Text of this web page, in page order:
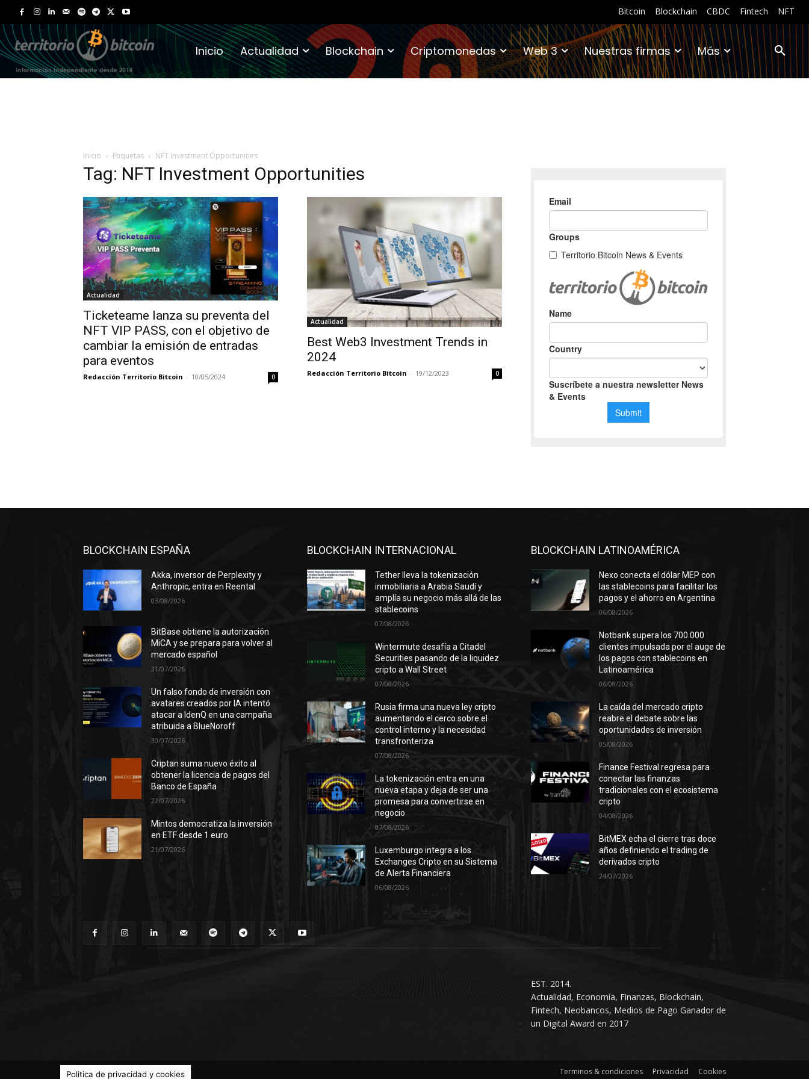
Bitcoin Blockchain CBDC Fintech NFT
Inicio Actualidad Blockchain Criptomonedas Web 3 Nuestras firmas Más
Inicio Etiquetas NFT Investment Opportunities
Tag: NFT Investment Opportunities
Actualidad
Ticketeame lanza su preventa del
NFT VIP PASS, con el objetivo de
cambiar la emisión de entradas
para eventos
Redacción Territorio Bitcoin - 10/05/2024 0
Actualidad
Best Web3 Investment Trends in
2024
Redacción Territorio Bitcoin - 19/12/2023 0
BLOCKCHAIN ESPAÑA
Akka, inversor de Perplexity y
Anthropic, entra en Reental
03/08/2026
BitBase obtiene la autorización
MiCA y se prepara para volver al
mercado español
31/07/2026
Un falso fondo de inversión con
avatares creados por IA intentó
atacar a IdenQ en una campaña
atribuida a BlueNoroff
30/07/2026
Criptan suma nuevo éxito al
obtener la licencia de pagos del
Banco de España
22/07/2026
Mintos democratiza la inversión
en ETF desde 1 euro
21/07/2026
BLOCKCHAIN INTERNACIONAL
Tether lleva la tokenización
inmobiliaria a Arabia Saudí y
amplía su negocio más allá de las
stablecoins
07/08/2026
Wintermute desafía a Citadel
Securities pasando de la liquidez
cripto a Wall Street
07/08/2026
Rusia firma una nueva ley cripto
aumentando el cerco sobre el
control interno y la necesidad
transfronteriza
07/08/2026
La tokenización entra en una
nueva etapa y deja de ser una
promesa para convertirse en
negocio
07/08/2026
Luxemburgo integra a los
Exchanges Cripto en su Sistema
de Alerta Financiera
06/08/2026
BLOCKCHAIN LATINOAMÉRICA
Nexo conecta el dólar MEP con
las stablecoins para facilitar los
pagos y el ahorro en Argentina
06/08/2026
Notbank supera los 700.000
clientes impulsada por el auge de
los pagos con stablecoins en
Latinoamérica
06/08/2026
La caída del mercado cripto
reabre el debate sobre las
oportunidades de inversión
05/08/2026
Finance Festival regresa para
conectar las finanzas
tradicionales con el ecosistema
cripto
04/08/2026
BitMEX echa el cierre tras doce
años definiendo el trading de
derivados cripto
24/07/2026
EST. 2014.
Actualidad, Economía, Finanzas, Blockchain,
Fintech, Neobancos, Medios de Pago Ganador de
un Digital Award en 2017
© Territorio Bitcoin 2014 - 2026 Terminos & condiciones Privacidad Cookies
Politica de privacidad y cookies